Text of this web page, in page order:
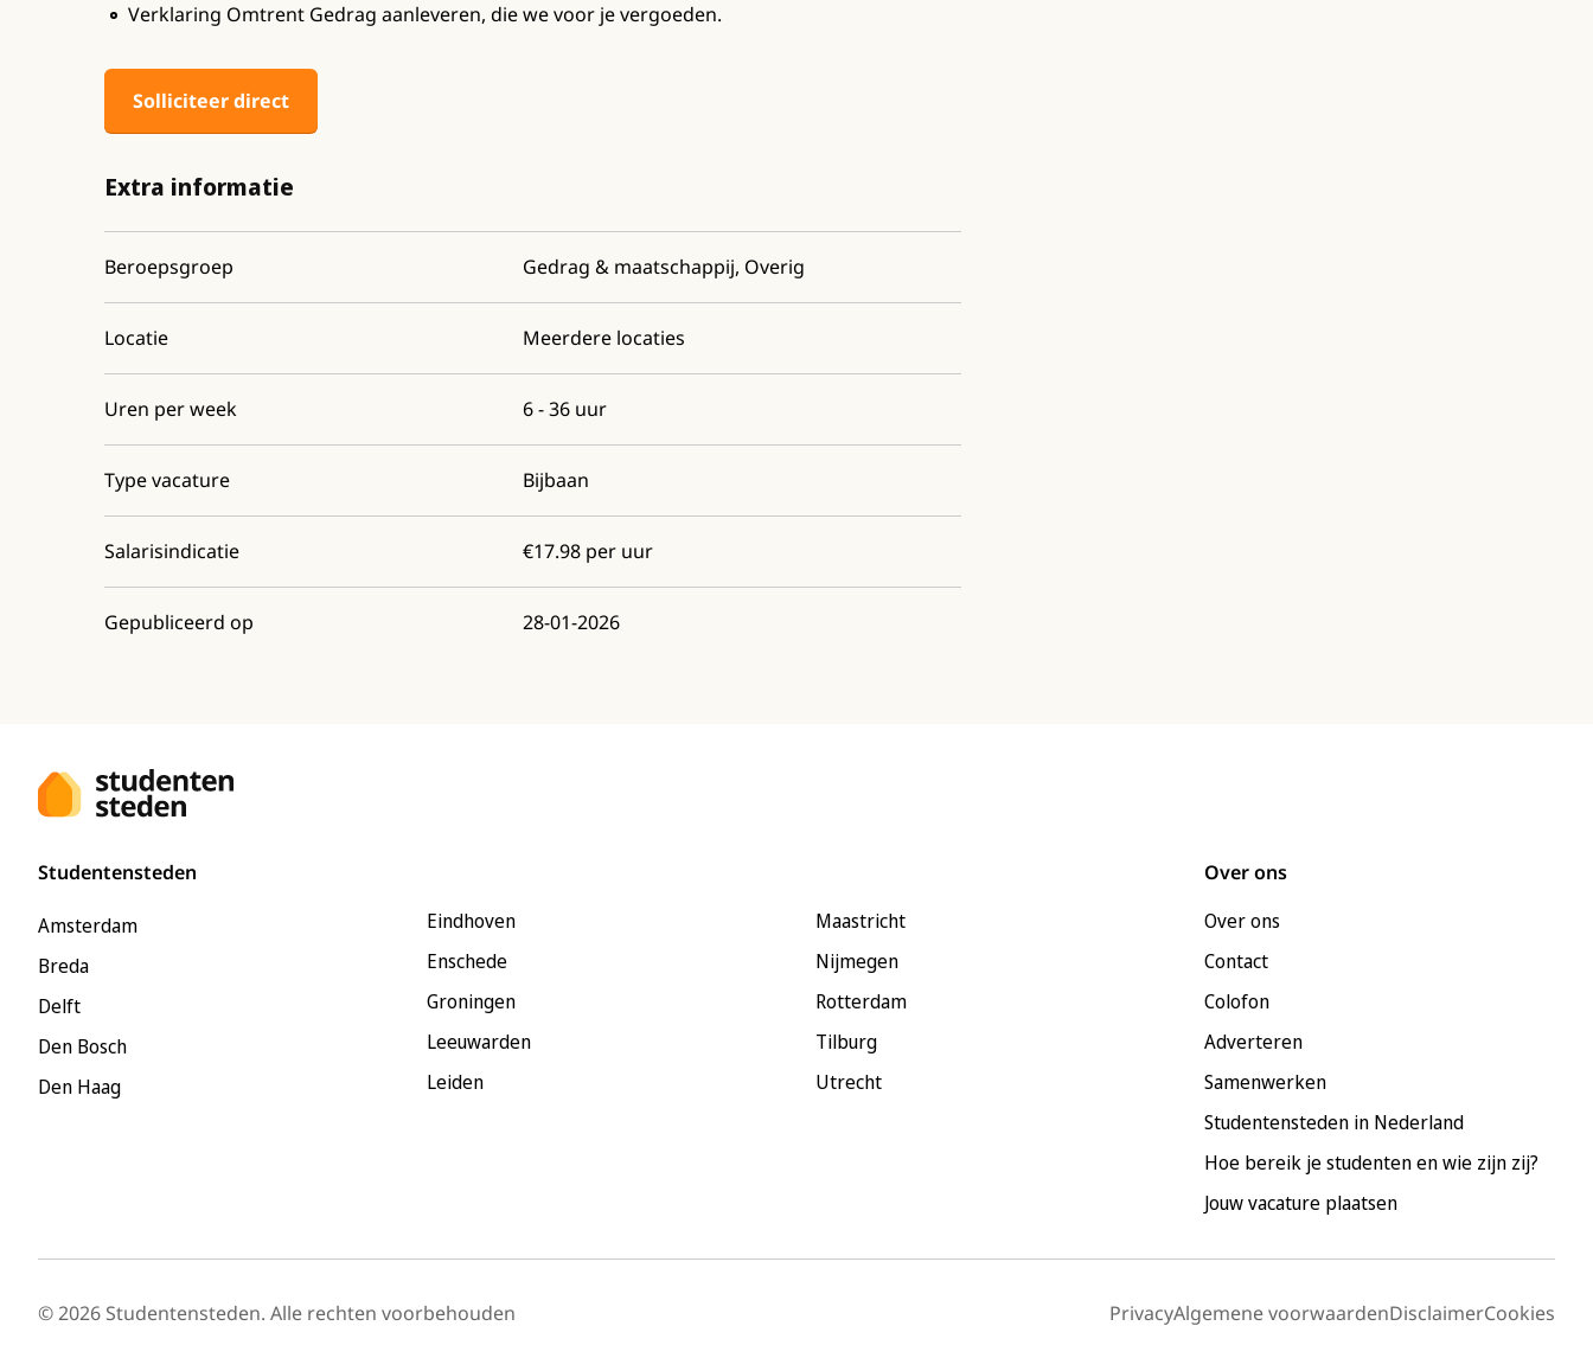
Verklaring Omtrent Gedrag aanleveren, die we voor je vergoeden.
Solliciteer direct
Extra informatie
Beroepsgroep Gedrag & maatschappij, Overig
Locatie Meerdere locaties
Uren per week 6 - 36 uur
Type vacature Bijbaan
Salarisindicatie €17.98 per uur
Gepubliceerd op 28-01-2026
Studentensteden
Amsterdam
Breda
Delft
Den Bosch
Den Haag
Eindhoven
Enschede
Groningen
Leeuwarden
Leiden
Maastricht
Nijmegen
Rotterdam
Tilburg
Utrecht
Over ons
Over ons
Contact
Colofon
Adverteren
Samenwerken
Studentensteden in Nederland
Hoe bereik je studenten en wie zijn zij?
Jouw vacature plaatsen
© 2026 Studentensteden. Alle rechten voorbehouden PrivacyAlgemene voorwaardenDisclaimerCookies